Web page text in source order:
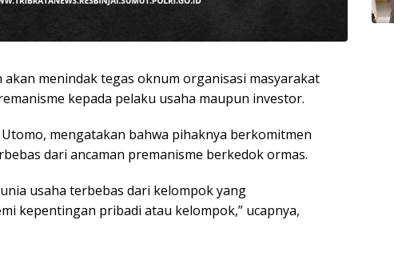
menindak tegas oknum organisasi masyarakat
kepada pelaku usaha maupun investor.
Utomo, mengatakan bahwa pihaknya berkomitmen
dari ancaman premanisme berkedok ormas.
usaha terbebas dari kelompok yang
kepentingan pribadi atau kelompok,” ucapnya,